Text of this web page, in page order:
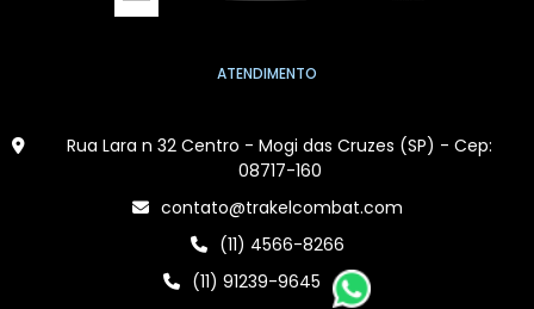
ATENDIMENTO
Rua Lara n 32 Centro - Mogi das Cruzes (SP) - Cep:
08717-160
contato@trakelcombat.com
(11) 4566-8266
(11) 91239-9645